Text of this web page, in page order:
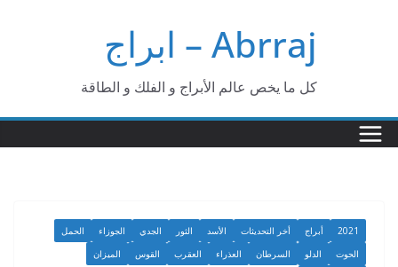
Abrraj – ابراج
كل ما يخص عالم الأبراج و الفلك و الطاقة
2021 أبراج أخر التحديثات الأسد الثور الجدي الجوزاء
الحمل
الحوت
الدلو السرطان العذراء العقرب القوس
الميزان